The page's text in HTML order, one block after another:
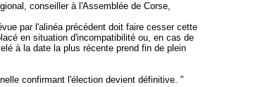
conseiller à l'Assemblée de Corse,
par l'alinéa précédent doit faire cesser cette
en situation d'incompatibilité ou, en cas de
à la date la plus récente prend fin de plein
confirmant l'élection devient définitive. "